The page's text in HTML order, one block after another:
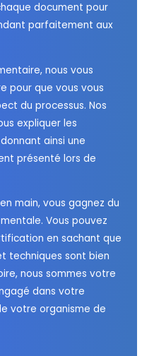
document pour
parfaitement aux
nous vous
pour que vous vous
du processus. Nos
expliquer les
ainsi une
présenté lors de
main, vous gagnez du
Vous pouvez
en sachant que
techniques sont bien
nous sommes votre
dans votre
votre organisme de